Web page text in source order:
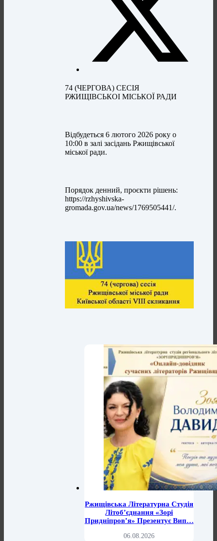
74 (ЧЕРГОВА) СЕСІЯ
РЖИЩІВСЬКОІ МІСЬКОЇ РАДИ
Відбудеться 6 лютого 2026 року о
10:00 в залі засідань Ржищівської
міської ради.
Порядок денний, проєкти рішень:
https://rzhyshivska-
gromada.gov.ua/news/1769505441/.
Ржищівська Літературна Студія
Літоб’єднання «Зорі
Придніпров’я» Презентує Вип…
06.08.2026